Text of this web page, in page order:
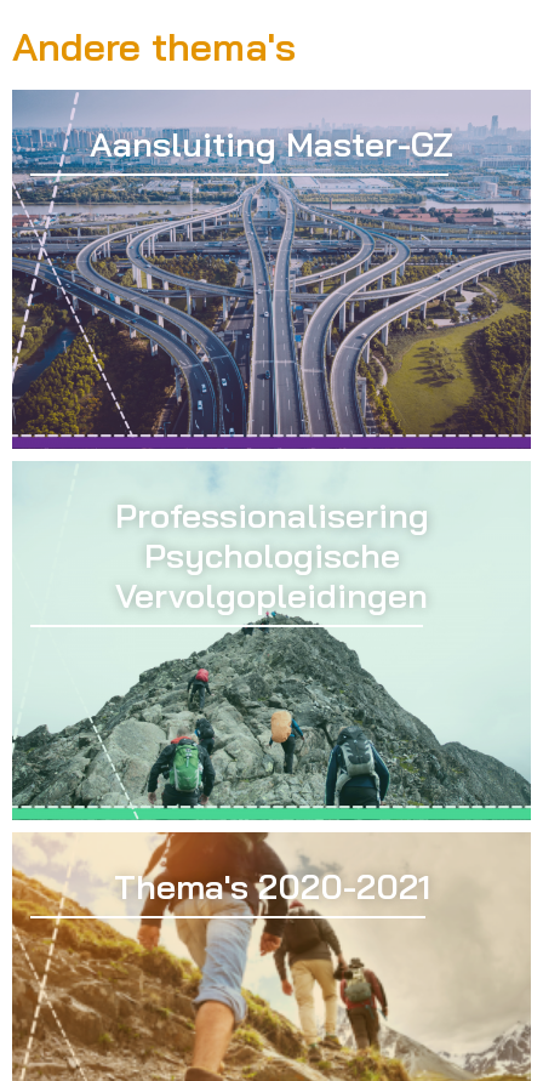
Andere thema's
Aansluiting Master-GZ
Professionalisering
Psychologische
Vervolgopleidingen
Thema's 2020-2021